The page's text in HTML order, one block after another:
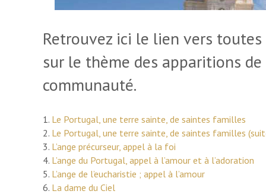
Retrouvez ici le lien vers toutes
sur le thème des apparitions
communauté.
1. Le Portugal, une terre sainte, de saintes familles
2. Le Portugal, une terre sainte, de saintes familles
3. L’ange précurseur, appel à la foi
4. L’ange du Portugal, appel à l’amour et à l’adoration
5. L’ange de l’eucharistie ; appel à l’amour
6. La dame du Ciel